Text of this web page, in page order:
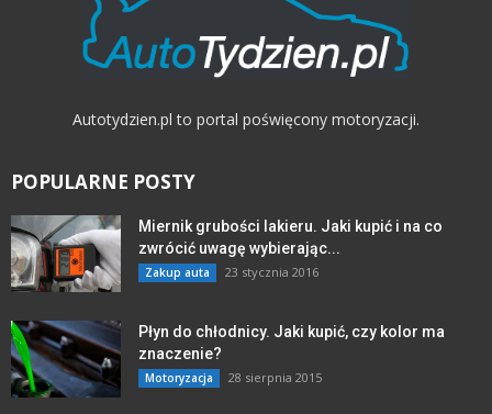
Autotydzien.pl to portal poświęcony motoryzacji.
POPULARNE POSTY
Miernik grubości lakieru. Jaki kupić i na co
zwrócić uwagę wybierając...
Zakup auta 23 stycznia 2016
Płyn do chłodnicy. Jaki kupić, czy kolor ma
znaczenie?
Motoryzacja 28 sierpnia 2015